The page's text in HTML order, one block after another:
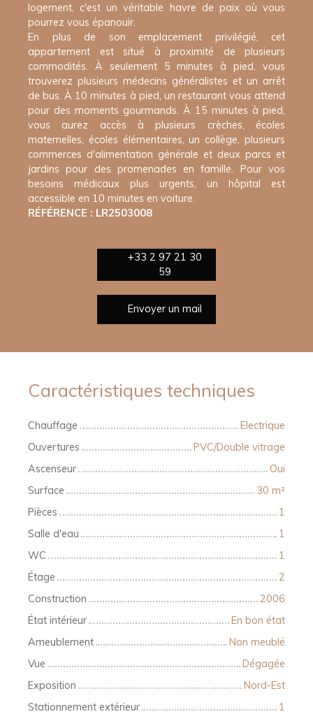
logement, c'est un véritable havre de paix où vous
pourrez vous épanouir.
En plus de son emplacement privilégié, cet
appartement est situé à proximité de plusieurs
commodités. À seulement 5 minutes à pied, vous
trouverez plusieurs médecins généralistes et un arrêt
de bus. À 10 minutes à pied, un restaurant vous attend
pour des moments gourmands. À 15 minutes à pied,
vous aurez accès à plusieurs crèches, écoles
maternelles, écoles élémentaires, un collège, plusieurs
commerces d'alimentation générale et deux parcs et
jardins pour des promenades en famille. Pour vos
besoins médicaux plus urgents, un hôpital est
accessible en 10 minutes en voiture.
RÉFÉRENCE : LR2503008
+33 2 97 21 30
59
Envoyer un mail
Caractéristiques techniques
Chauffage
Electrique
Ouvertures
PVC/Double vitrage
Ascenseur
Oui
Surface
30 m²
Pièces
1
Salle d'eau
1
WC
1
Étage
2
Construction
2006
État intérieur
En bon état
Ameublement
Non meublé
Vue
Dégagée
Exposition
Nord-Est
Stationnement extérieur
1